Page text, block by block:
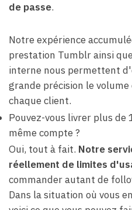
de passe.
Notre expérience
prestation Tumblr ainsi
interne nous permettent
grande précision le
chaque client.
Pouvez-vous livrer plus de
même compte ?
Oui, tout à fait. Notre
réellement de limites
commander autant de
Dans la situation où vous